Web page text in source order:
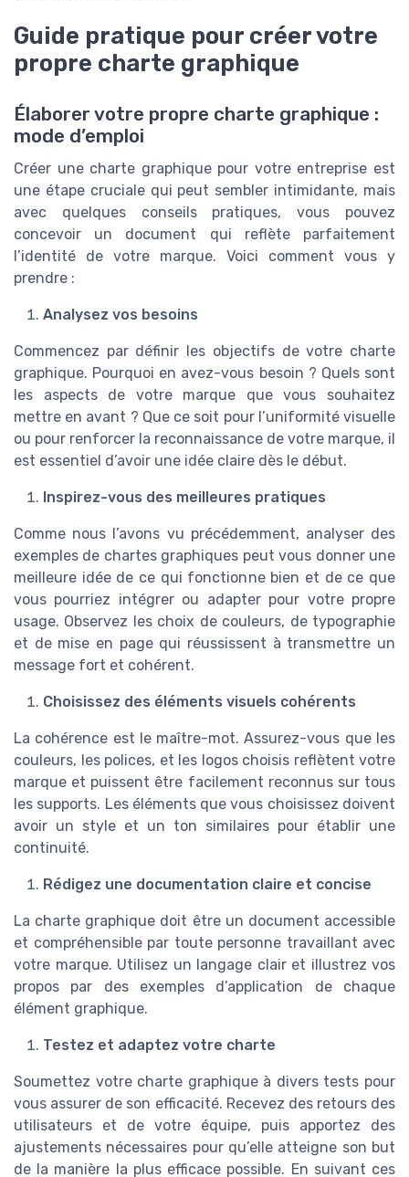
Guide pratique pour créer votre
propre charte graphique
Élaborer votre propre charte graphique :
mode d’emploi
Créer une charte graphique pour votre entreprise est
une étape cruciale qui peut sembler intimidante, mais
avec quelques conseils pratiques, vous pouvez
concevoir un document qui reflète parfaitement
l’identité de votre marque. Voici comment vous y
prendre :
Analysez vos besoins
Commencez par définir les objectifs de votre charte
graphique. Pourquoi en avez-vous besoin ? Quels sont
les aspects de votre marque que vous souhaitez
mettre en avant ? Que ce soit pour l’uniformité visuelle
ou pour renforcer la reconnaissance de votre marque, il
est essentiel d’avoir une idée claire dès le début.
Inspirez-vous des meilleures pratiques
Comme nous l’avons vu précédemment, analyser des
exemples de chartes graphiques peut vous donner une
meilleure idée de ce qui fonctionne bien et de ce que
vous pourriez intégrer ou adapter pour votre propre
usage. Observez les choix de couleurs, de typographie
et de mise en page qui réussissent à transmettre un
message fort et cohérent.
Choisissez des éléments visuels cohérents
La cohérence est le maître-mot. Assurez-vous que les
couleurs, les polices, et les logos choisis reflètent votre
marque et puissent être facilement reconnus sur tous
les supports. Les éléments que vous choisissez doivent
avoir un style et un ton similaires pour établir une
continuité.
Rédigez une documentation claire et concise
La charte graphique doit être un document accessible
et compréhensible par toute personne travaillant avec
votre marque. Utilisez un langage clair et illustrez vos
propos par des exemples d’application de chaque
élément graphique.
Testez et adaptez votre charte
Soumettez votre charte graphique à divers tests pour
vous assurer de son efficacité. Recevez des retours des
utilisateurs et de votre équipe, puis apportez des
ajustements nécessaires pour qu’elle atteigne son but
de la manière la plus efficace possible. En suivant ces